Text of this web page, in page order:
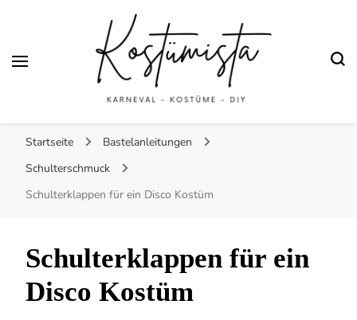
Halloween
Kostümista- DIY
Kostüminspiration für
Karneval, Fasching und
Startseite
Bastelanleitungen
Schulterschmuck
Schulterklappen für ein Disco Kostüm
Schulterklappen für ein
Disco Kostüm